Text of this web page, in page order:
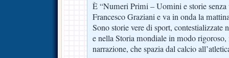
È “Numeri Primi – Uomini e storie senza
Francesco Graziani e va in onda la
Sono storie vere di sport, contestializzate
e nella Storia mondiale in modo rigoroso,
narrazione, che spazia dal calcio